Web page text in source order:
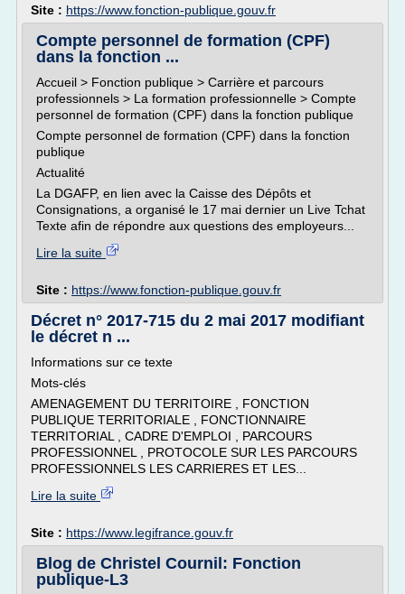
Site : https://www.fonction-publique.gouv.fr
Compte personnel de formation (CPF)
dans la fonction ...
Accueil > Fonction publique > Carrière et parcours
professionnels > La formation professionnelle > Compte
personnel de formation (CPF) dans la fonction publique
Compte personnel de formation (CPF) dans la fonction
publique
Actualité
La DGAFP, en lien avec la Caisse des Dépôts et
Consignations, a organisé le 17 mai dernier un Live Tchat
Texte afin de répondre aux questions des employeurs...
Lire la suite
Site : https://www.fonction-publique.gouv.fr
Décret n° 2017-715 du 2 mai 2017 modifiant
le décret n ...
Informations sur ce texte
Mots-clés
AMENAGEMENT DU TERRITOIRE , FONCTION
PUBLIQUE TERRITORIALE , FONCTIONNAIRE
TERRITORIAL , CADRE D'EMPLOI , PARCOURS
PROFESSIONNEL , PROTOCOLE SUR LES PARCOURS
PROFESSIONNELS LES CARRIERES ET LES...
Lire la suite
Site : https://www.legifrance.gouv.fr
Blog de Christel Cournil: Fonction
publique-L3